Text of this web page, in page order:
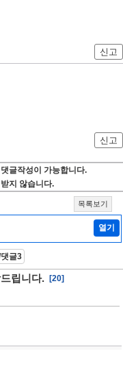
신고
신고
글작성이 가능합니다.
지 않습니다.
목록보기
열기
글3
립니다.
[20]